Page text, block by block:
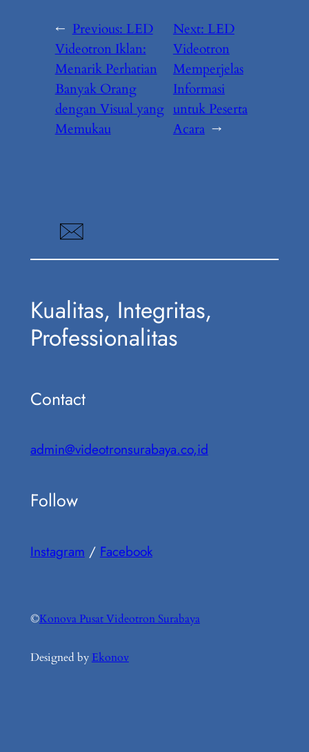
← Previous:LED
Videotron Iklan:
Menarik Perhatian
Banyak Orang
dengan Visual yang
Memukau
Next:LED
Videotron
Memperjelas
Informasi
untuk Peserta
Acara →
Kualitas, Integritas,
Professionalitas
Contact
admin@videotronsurabaya.co,id
Follow
Instagram / Facebook
©Konova Pusat Videotron Surabaya
Designed byEkonov